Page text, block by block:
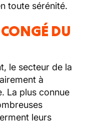
toute sérénité.
DU
le secteur de la
à
La plus connue
leurs